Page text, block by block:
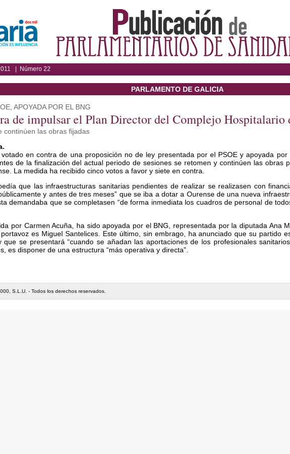
| Número 22
PARLAMENTO DE GALICIA
APOYADA POR EL BNG
de impulsar el Plan Director del Complejo Hospitalario
continúen las obras fijadas
en contra de una proposición no de ley presentada por el PSOE y apoyada
de la finalización del actual periodo de sesiones se retomen y continúen las obras
La medida ha recibido cinco votos a favor y siete en contra.
que las infraestructuras sanitarias pendientes de realizar se realizasen con
y antes de tres meses” que se iba a dotar a Ourense de una nueva
demandaba que se completasen “de forma inmediata los cuadros de personal de
por Carmen Acuña, ha sido apoyada por el BNG, representada por la diputada Ana
es Miguel Santelices. Este último, sin embrago, ha anunciado que su partido
que se presentará “cuando se añadan las aportaciones de los profesionales
es disponer de una estructura “más operativa y directa”.
S.L.U. - Todos los derechos reservados.